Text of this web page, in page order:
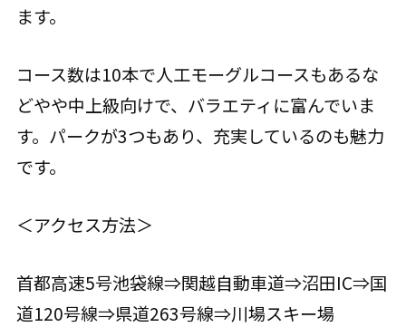
ます。
コース数は10本で人工モーグルコースもあるな
どやや中上級向けで、バラエティに富んでいま
す。パークが3つもあり、充実しているのも魅力
です。
＜アクセス方法＞
首都高速5号池袋線⇒関越自動車道⇒沼田IC⇒国
道120号線⇒県道263号線⇒川場スキー場